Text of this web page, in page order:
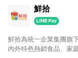
鮮拾
鮮拾為統一企業集團旗
內外特色熱銷食品、家